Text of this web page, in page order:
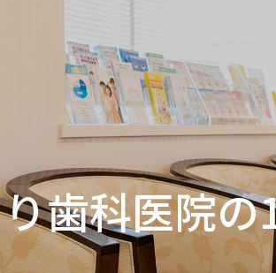
歯科医院の